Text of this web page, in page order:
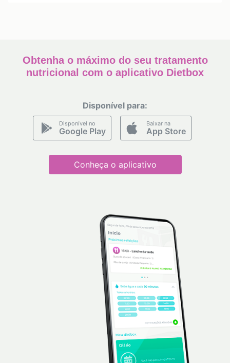
Obtenha o máximo do seu tratamento
nutricional com o aplicativo Dietbox
Disponível para:
Disponível no
Google Play
Baixar na
App Store
Conheça o aplicativo